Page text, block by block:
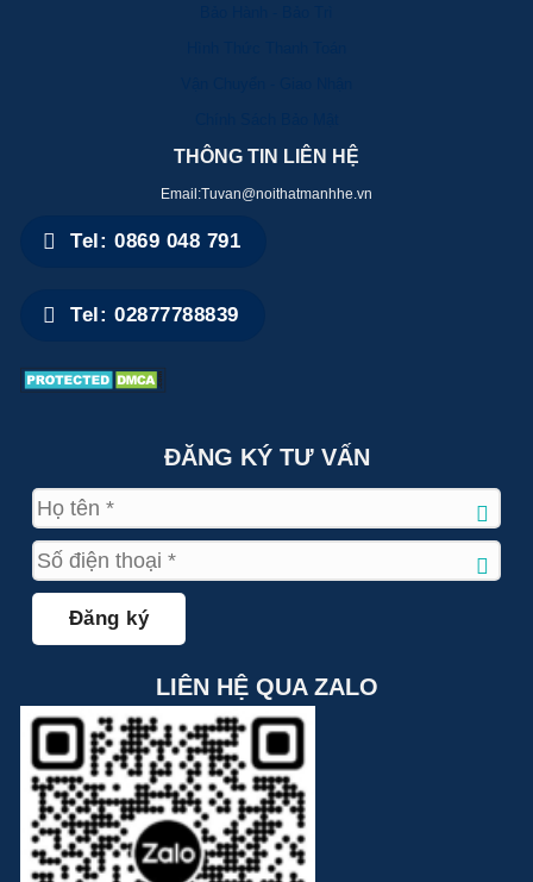
THÔNG TIN LIÊN HỆ
Email:Tuvan@noithatmanhhe.vn
Tel: 0869 048 791
Tel: 02877788839
ĐĂNG KÝ TƯ VẤN
LIÊN HỆ QUA ZALO